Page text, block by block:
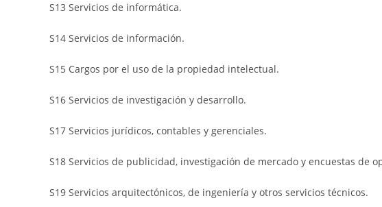
S13 Servicios de informática.
S14 Servicios de información.
S15 Cargos por el uso de la propiedad intelectual.
S16 Servicios de investigación y desarrollo.
S17 Servicios jurídicos, contables y gerenciales.
S18 Servicios de publicidad, investigación de mercado y encuestas de
S19 Servicios arquitectónicos, de ingeniería y otros servicios técnicos.